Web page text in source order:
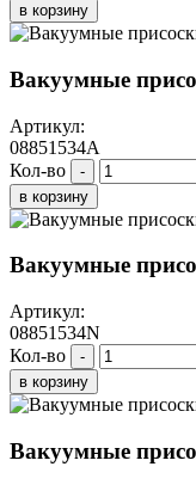
в корзину
Вакуумные
Артикул:
08851534A
Кол-во
-
в корзину
Вакуумные
Артикул:
08851534N
Кол-во
-
в корзину
Вакуумные